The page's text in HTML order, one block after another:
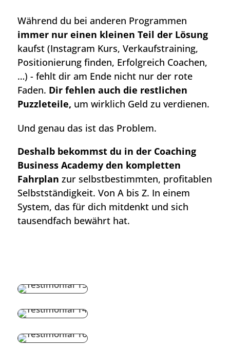
Während du bei anderen Programmen
immer nur einen kleinen Teil der Lösung
kaufst (Instagram Kurs, Verkaufstraining,
Positionierung finden, Erfolgreich Coachen,
…) - fehlt dir am Ende nicht nur der rote
Faden. Dir fehlen auch die restlichen
Puzzleteile, um wirklich Geld zu verdienen.
Und genau das ist das Problem.
Deshalb bekommst du in der Coaching
Business Academy den kompletten
Fahrplan zur selbstbestimmten, profitablen
Selbstständigkeit. Von A bis Z. In einem
System, das für dich mitdenkt und sich
tausendfach bewährt hat.